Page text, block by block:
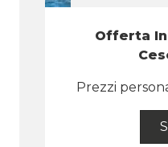
Offerta
Prezzi